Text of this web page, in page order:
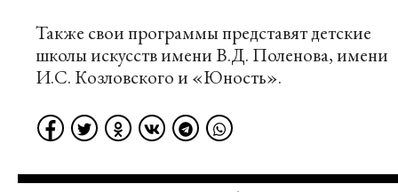
Также свои программы представят детские
школы искусств имени В.Д. Поленова, имени
И.С. Козловского и «Юность».